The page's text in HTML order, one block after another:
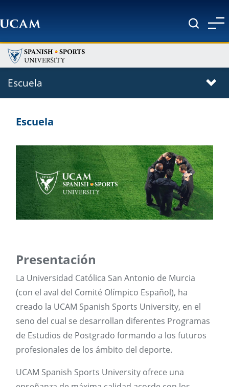
Escuela
Escuela
Presentación
La Universidad Católica San Antonio de Murcia
(con el aval del Comité Olímpico Español), ha
creado la UCAM Spanish Sports University, en el
seno del cual se desarrollan diferentes Programas
de Estudios de Postgrado formando a los futuros
profesionales de los ámbito del deporte.
UCAM Spanish Sports University ofrece una